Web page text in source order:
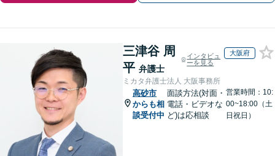
三津谷 周
平 弁護士
インタビュ
ーを見る
大阪府
ミカタ弁護士法人 大阪事務所
高砂市
からも相
談受付中
面談方法(対面・
電話・ビデオな
ど)は応相談
営業時間：10:
00~18:00（土
日祝日）